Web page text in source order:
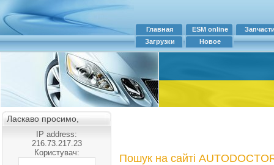
Главная ESM online
Загрузки
Новое
Ласкаво просимо,
IP address:
216.73.217.23
Користувач:
Пошук на сайті